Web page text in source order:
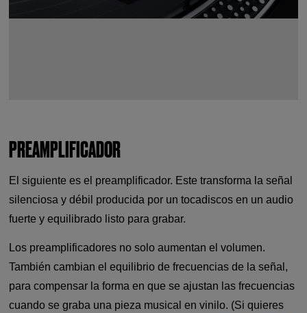
PREAMPLIFICADOR
El siguiente es el preamplificador. Este transforma la señal
silenciosa y débil producida por un tocadiscos en un audio
fuerte y equilibrado listo para grabar.
Los preamplificadores no solo aumentan el volumen.
También cambian el equilibrio de frecuencias de la señal,
para compensar la forma en que se ajustan las frecuencias
cuando se graba una pieza musical en vinilo. (Si quieres